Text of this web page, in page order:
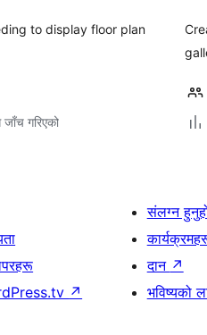
to display floor plan
गरिएको
↗
संलग्न
दान ↗
भविष्यको